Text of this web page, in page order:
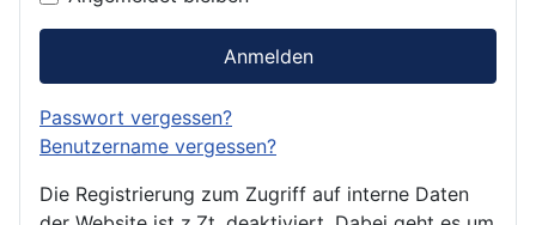
Anmelden
Passwort vergessen?
Benutzername vergessen?
Die Registrierung zum Zugriff auf interne Daten